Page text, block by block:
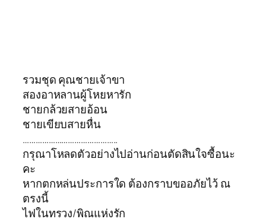
รวมชุด คุณชายเจ้าขา
สองอาหลานผู้โหยหารัก
ชายกล้วยสายอ้อน
ชายเขียบสายหื่น
……………………………………..
กรุณาโหลดตัวอย่างไปอ่านก่อนตัดสินใจซื้อนะ
คะ
หากตกหล่นประการใด ต้องกราบขออภัยไว้ ณ
ตรงนี้
ไฟในทรวง/พิณแห่งรัก